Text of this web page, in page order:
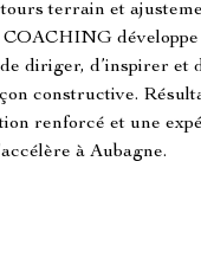
terrain et
développe
diriger, d’inspirer et
constructive.
renforcé et une
à Aubagne.